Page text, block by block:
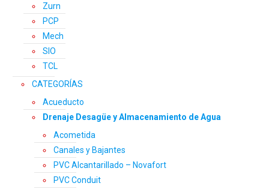
Zurn
PCP
Mech
SIO
TCL
CATEGORÍAS
Acueducto
Drenaje Desagüe y Almacenamiento de Agua
Acometida
Canales y Bajantes
PVC Alcantarillado – Novafort
PVC Conduit